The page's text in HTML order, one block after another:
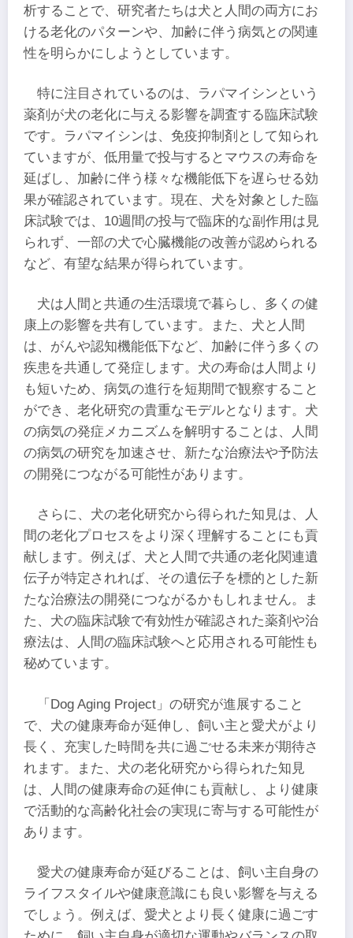
析することで、研究者たちは犬と人間の両方にお
ける老化のパターンや、加齢に伴う病気との関連
性を明らかにしようとしています。
特に注目されているのは、ラパマイシンという
薬剤が犬の老化に与える影響を調査する臨床試験
です。ラパマイシンは、免疫抑制剤として知られ
ていますが、低用量で投与するとマウスの寿命を
延ばし、加齢に伴う様々な機能低下を遅らせる効
果が確認されています。現在、犬を対象とした臨
床試験では、10週間の投与で臨床的な副作用は見
られず、一部の犬で心臓機能の改善が認められる
など、有望な結果が得られています。
犬は人間と共通の生活環境で暮らし、多くの健
康上の影響を共有しています。また、犬と人間
は、がんや認知機能低下など、加齢に伴う多くの
疾患を共通して発症します。犬の寿命は人間より
も短いため、病気の進行を短期間で観察すること
ができ、老化研究の貴重なモデルとなります。犬
の病気の発症メカニズムを解明することは、人間
の病気の研究を加速させ、新たな治療法や予防法
の開発につながる可能性があります。
さらに、犬の老化研究から得られた知見は、人
間の老化プロセスをより深く理解することにも貢
献します。例えば、犬と人間で共通の老化関連遺
伝子が特定されれば、その遺伝子を標的とした新
たな治療法の開発につながるかもしれません。ま
た、犬の臨床試験で有効性が確認された薬剤や治
療法は、人間の臨床試験へと応用される可能性も
秘めています。
「Dog Aging Project」の研究が進展すること
で、犬の健康寿命が延伸し、飼い主と愛犬がより
長く、充実した時間を共に過ごせる未来が期待さ
れます。また、犬の老化研究から得られた知見
は、人間の健康寿命の延伸にも貢献し、より健康
で活動的な高齢化社会の実現に寄与する可能性が
あります。
愛犬の健康寿命が延びることは、飼い主自身の
ライフスタイルや健康意識にも良い影響を与える
でしょう。例えば、愛犬とより長く健康に過ごす